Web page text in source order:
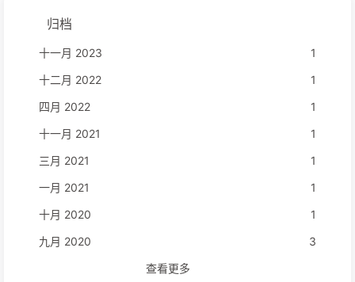
归档
十一月 2023
1
十二月 2022
1
四月 2022
1
十一月 2021
1
三月 2021
1
一月 2021
1
十月 2020
1
九月 2020
3
查看更多